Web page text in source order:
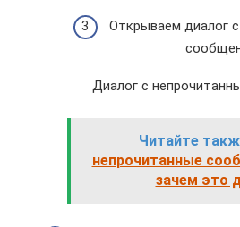
Открываем диалог
Диалог с
Читайте
непрочитанные
зачем это